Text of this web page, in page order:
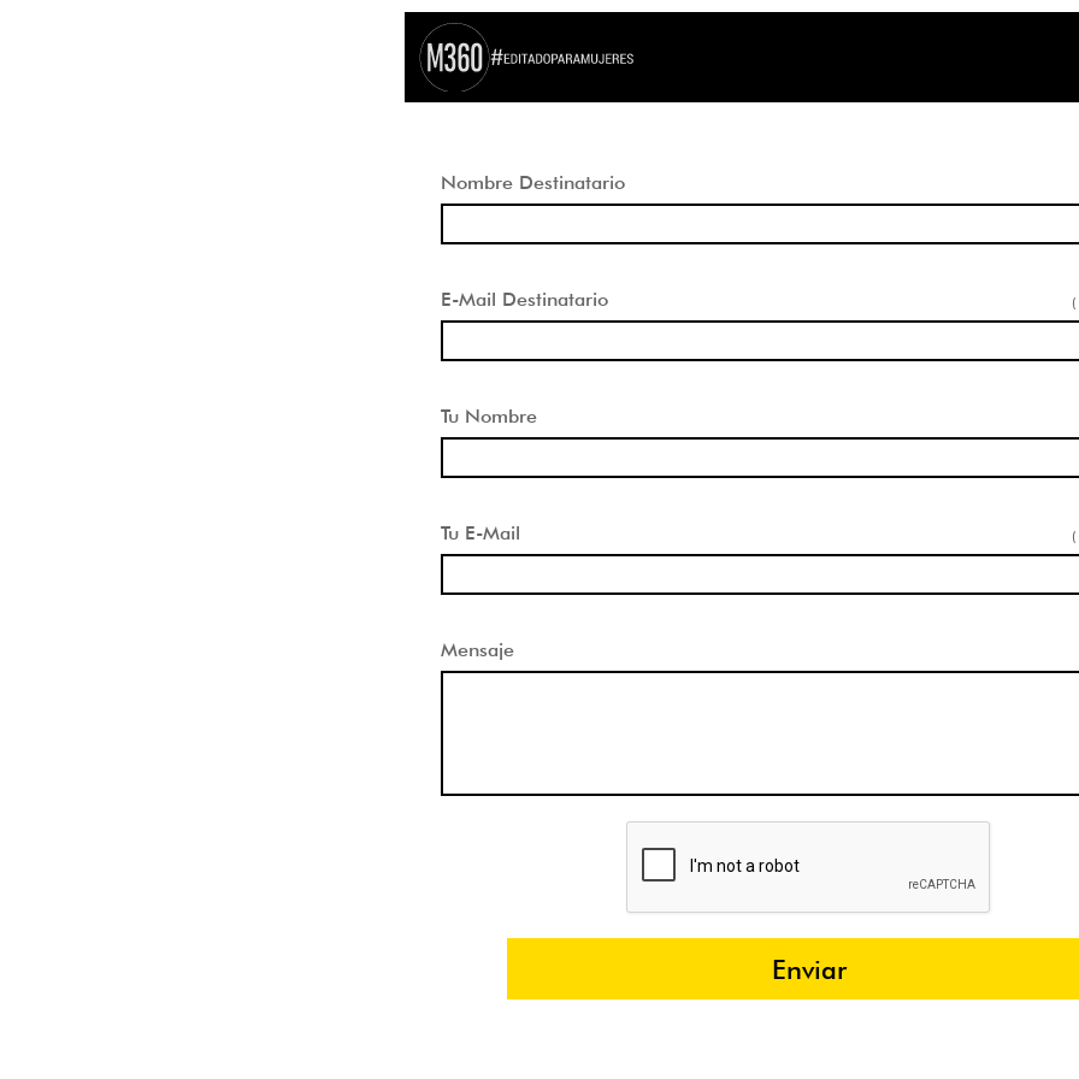
Nombre Destinatario
E-Mail Destinatario
Tu Nombre
Tu E-Mail
Mensaje